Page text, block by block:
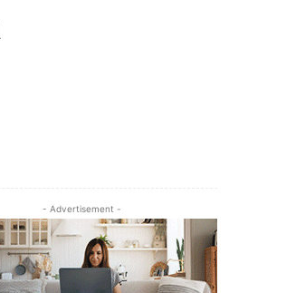
- Advertisement -